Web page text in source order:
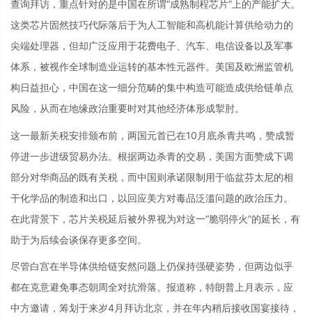
查询拜访，重点针对的是中国在所谓“成熟制程芯片”上的产能扩大。
这类芯片固然技巧代际落后于为人工智能和高机能计算供给动力的
尖端处理器，但却广泛应用于花费电子、汽车、电信设备以及军事
体系，被视作全球制造业运转的基本性元器件。美国及欧洲监管机
构日益担心，中国在这一细分范畴的集中构造可能造成供给链单点
风险，从而在地缘政治重要时对其他经济体形成掣肘。
这一最新关税安排颁布前，两国元首已在10月底杀青共鸣，赞成暂
停进一步进级贸易办法。根据两边杀青的交易，美国方面赞成下调
部分对华商品的既有关税，而中国则承诺限制用于临盆芬太尼的相
干化学品的制造和出口，以回应美方对毒品泛滥问题的政治压力。
在此背景下，芯片关税延后被外界视为对这一“脆弱停火”的延长，有
助于为后续会谈保存更多空间。
尽管白宫在半导体供给链安然问题上仍保持强硬姿势，但两边似乎
都在克意避免事态朝周全对抗滑落。报道称，特朗普上月表示，应
中方邀请，筹划于来岁4月拜访北京，并在年内稍后接收国宴接待，